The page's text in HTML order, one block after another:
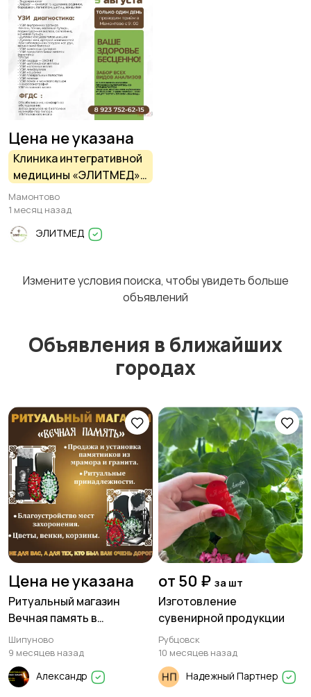
Изготовление на
заказ
Уход за животными
Цена не указана
Клиника интегративной
медицины «ЭЛИТМЕД»
(г. Барнаул) проводит
приём в Мамонтово —
ТОЛЬКО ОДИН ДЕНЬ
Мамонтово
1 месяц назад
ЭЛИТМЕД
Измените условия поиска, чтобы увидеть больше
объявлений
Объявления в ближайших
городах
Цена не указана
Ритуальный магазин
Вечная память в
Шипуново предлагает:
Шипуново
9 месяцев назад
Александр
от 50 ₽ за шт
Изготовление
сувенирной продукции
Рубцовск
10 месяцев назад
Надежный Партнер